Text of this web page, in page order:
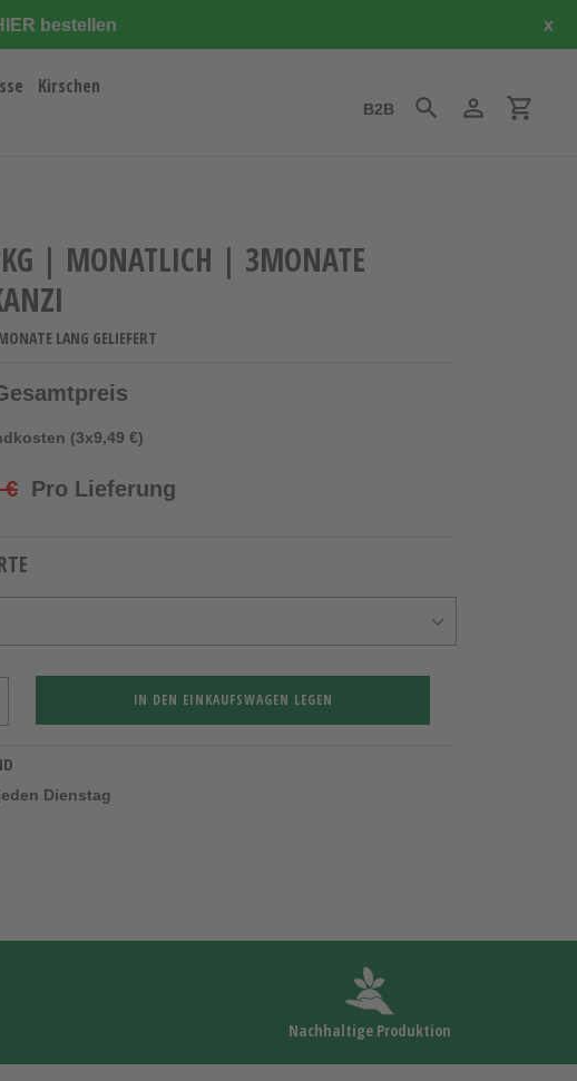
bestellen x
Kirschen
B2B SuchenEinloggen
| MONATLICH | 3MONATE
LANG GELIEFERT
(3x9,49 €)
€ Pro Lieferung
IN DEN EINKAUFSWAGEN LEGEN
Dienstag
Nachhaltige Produktion